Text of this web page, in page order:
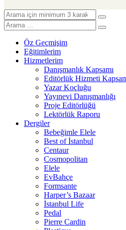
Öz Geçmişim
Eğitimlerim
Hizmetlerim
Danışmanlık Kapsamı
Editörlük Hizmeti
Yazar Koçluğu
Yayınevi Danışmanlığı
Proje Editörlüğü
Lektörlük Raporu
Dergiler
Bebeğimle Elele
Best of İstanbul
Centaur
Cosmopolitan
Elele
EvBahçe
Formsante
Harper’s Bazaar
İstanbul Life
Pedal
Pierre Cardin